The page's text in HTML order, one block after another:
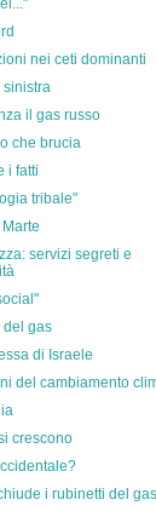
nei ceti dominanti
sinistra
il gas russo
che brucia
i fatti
tribale"
servizi segreti e
del gas
di Israele
del cambiamento
crescono
i rubinetti del gas